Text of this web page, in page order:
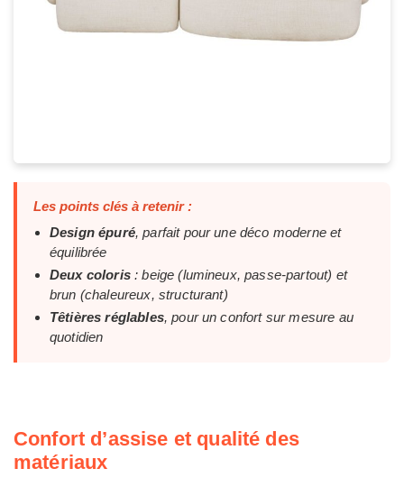
Les points clés à retenir :
Design épuré, parfait pour une déco moderne et
équilibrée
Deux coloris: beige (lumineux, passe-partout) et
brun (chaleureux, structurant)
Têtières réglables, pour un confort sur mesure au
quotidien
Confort d’assise et qualité des
matériaux